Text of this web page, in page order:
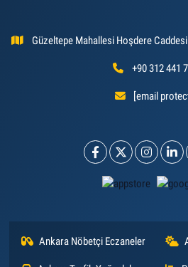
Güzeltepe Mahallesi Hoşdere
+90 312 441
[email
Ankara Nöbetçi Eczaneler